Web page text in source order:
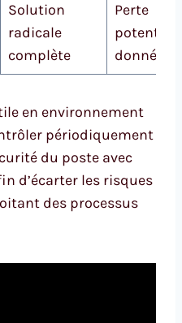
Solution
radicale
complète
Perte
données
en environnement
périodiquement
du poste avec
d’écarter les risques
des processus